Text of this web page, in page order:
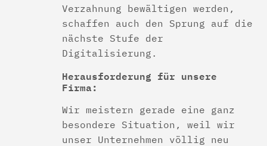
Verzahnung bewältigen werden,
schaffen auch den Sprung auf die
nächste Stufe der
Digitalisierung.
Herausforderung für unsere
Firma:
Wir meistern gerade eine ganz
besondere Situation, weil wir
unser Unternehmen völlig neu